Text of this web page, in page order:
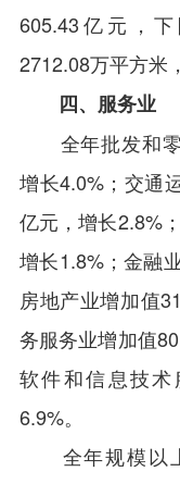
605.43亿元，
2712.08万平方米
四、服务业
全年批发和零
增长4.0%；交通
亿元，增长2.8%
增长1.8%；金融
房地产业增加值
务服务业增加值
软件和信息技
6.9%。
全年规模以上